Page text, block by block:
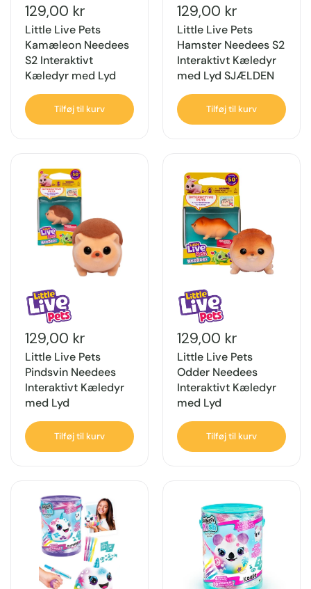
129,00 kr
Little Live Pets
Kamæleon Needees
S2 Interaktivt
Kæledyr med Lyd
Tilføj til kurv
129,00 kr
Little Live Pets
Hamster Needees S2
Interaktivt Kæledyr
med Lyd SJÆLDEN
Tilføj til kurv
129,00 kr
Little Live Pets
Pindsvin Needees
Interaktivt Kæledyr
med Lyd
Tilføj til kurv
129,00 kr
Little Live Pets
Odder Needees
Interaktivt Kæledyr
med Lyd
Tilføj til kurv